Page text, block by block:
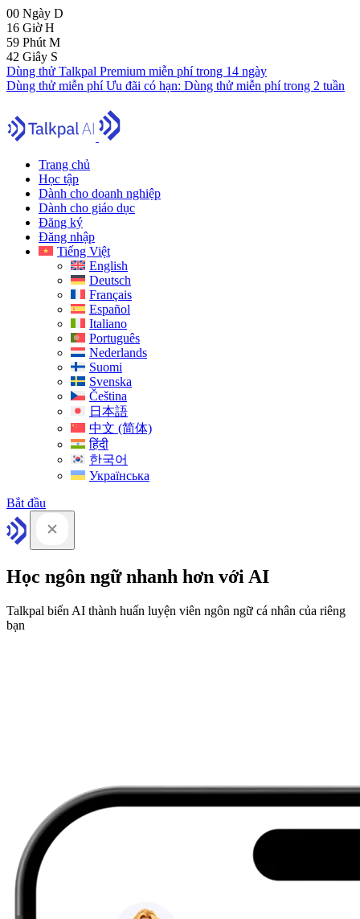
00 Ngày D
16 GiờH
59 Phút M
41 Giây S
Dùng thử Talkpal Premium miễn phí trong 14 ngày
Dùng thử miễn phíƯu đãi có hạn: Dùng thử miễn phí trong 2 tuần
Trang chủ
Học tập
Dành cho doanh nghiệp
Dành cho giáo dục
Đăng ký
Đăng nhập
Tiếng Việt
English
Deutsch
Français
Español
Italiano
Português
Nederlands
Suomi
Svenska
Čeština
日本語
中文 (简体)
हिंदी
한국어
Українська
Bắt đầu
Học ngôn ngữ nhanh hơn với AI
Talkpal biến AI thành huấn luyện viên ngôn ngữ cá nhân của riêng
bạn